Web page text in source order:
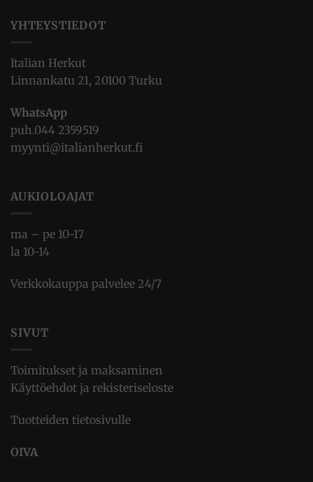
YHTEYSTIEDOT
Italian Herkut
Linnankatu 21, 20100 Turku
WhatsApp
puh.044 2359519
myynti@italianherkut.fi
AUKIOLOAJAT
ma – pe 10-17
la 10-14
Verkkokauppa palvelee 24/7
SIVUT
Toimitukset ja maksaminen
Käyttöehdot ja rekisteriseloste
Tuotteiden tietosivulle
OIVA